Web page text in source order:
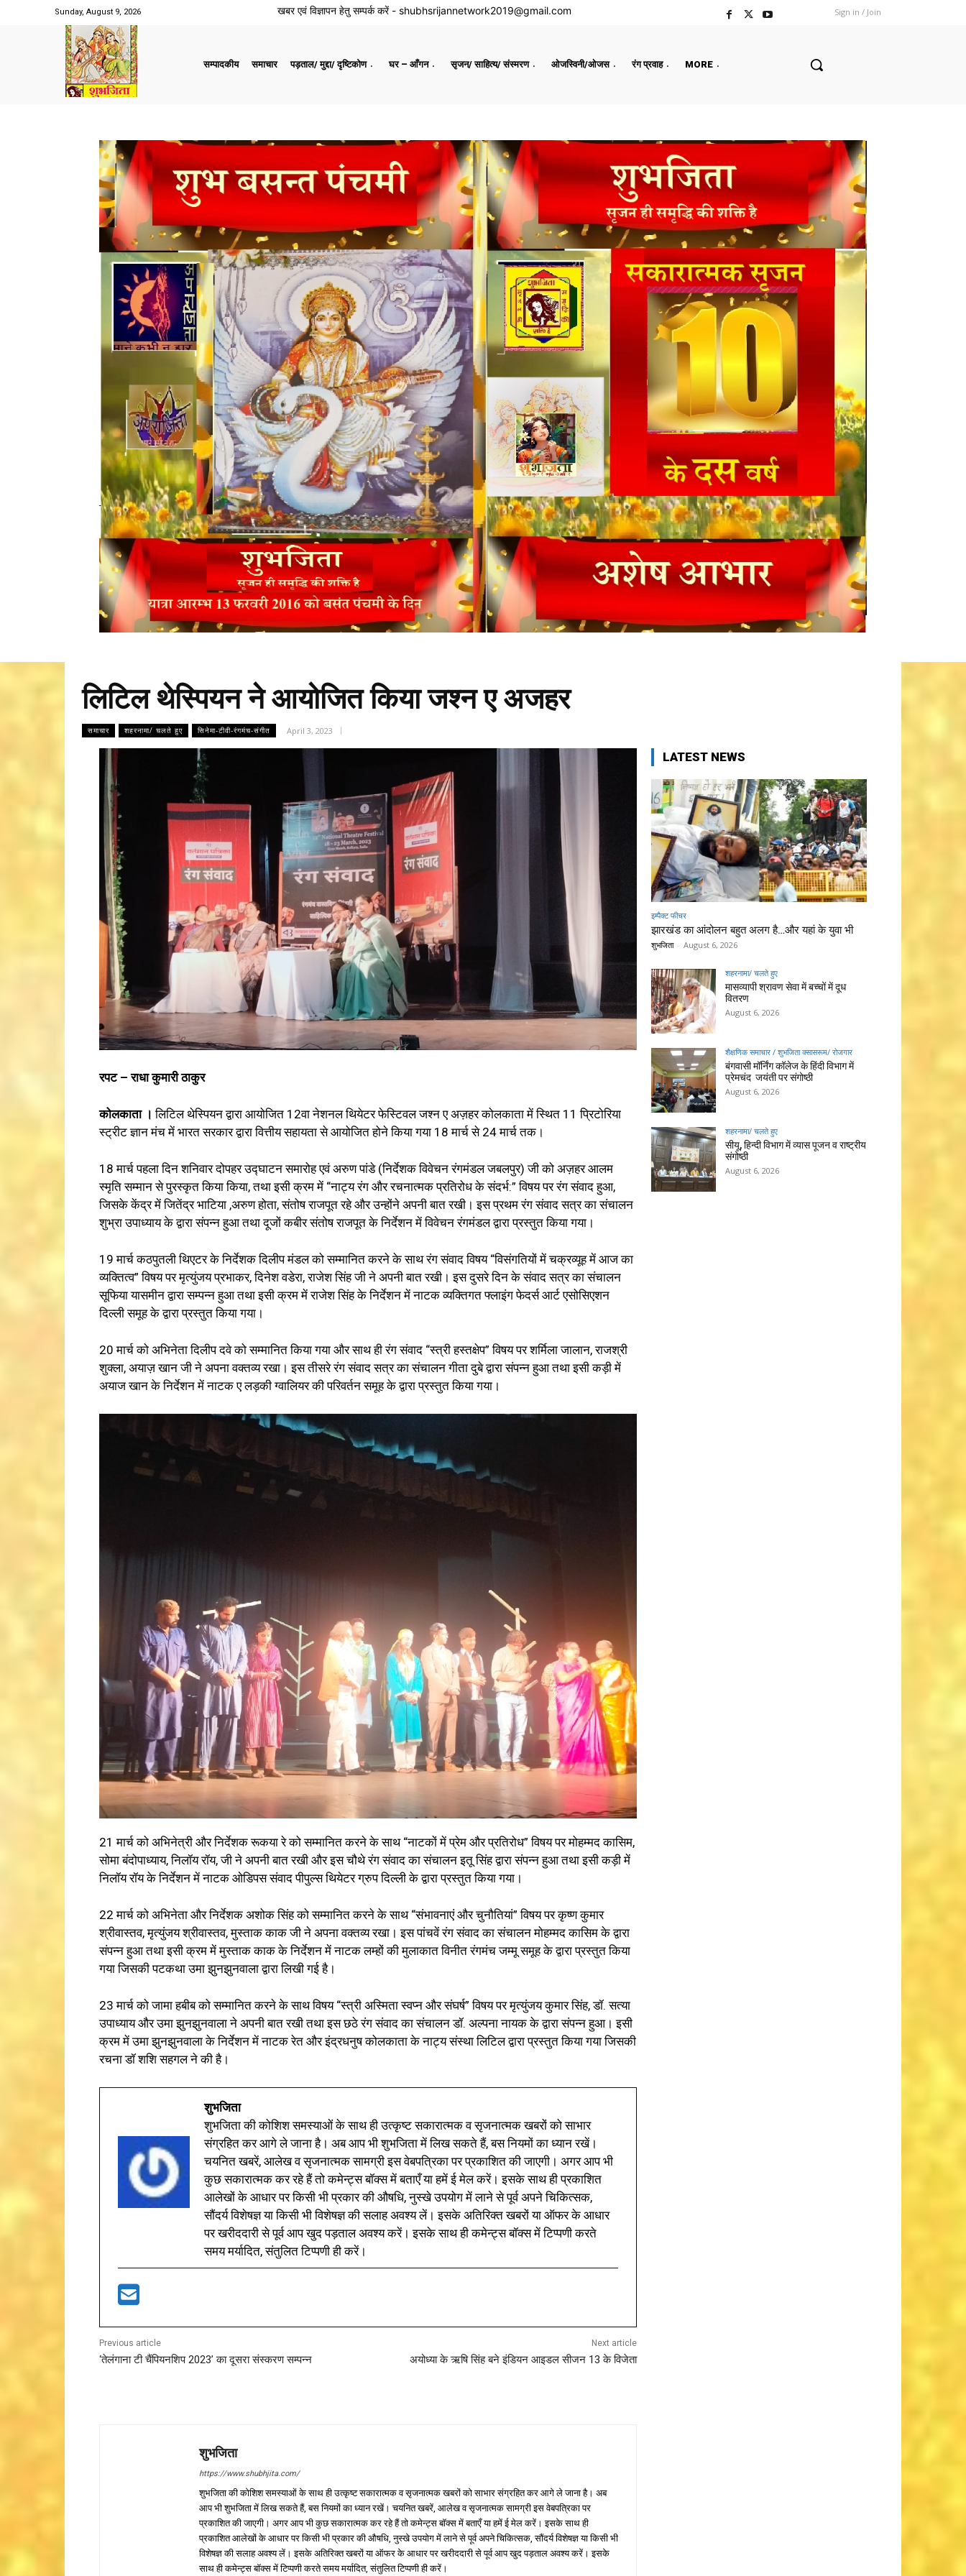
Sunday, August 9, 2026 खबर एवं विज्ञापन हेतु सम्पर्क करें - shubhsrijannetwork2019@gmail.com Sign in / Join
सम्पादकीय समाचार पड़ताल/ मुद्दा/ दृष्टिकोण घर – आँगन सृजन/ साहित्य/ संस्मरण ओजस्विनी/ओजस रंग प्रवाह MORE
लिटिल थेस्पियन ने आयोजित किया जश्न ए अजहर
समाचार शहरनामा/ चलते हुए सिनेमा-टीवी-रंगमंच-संगीत April 3, 2023
रपट – राधा कुमारी ठाकुर
कोलकाता । लिटिल थेस्पियन द्वारा आयोजित 12वा नेशनल थियेटर फेस्टिवल जश्न ए अज़हर कोलकाता में स्थित 11 प्रिटोरिया
स्ट्रीट ज्ञान मंच में भारत सरकार द्वारा वित्तीय सहायता से आयोजित होने किया गया 18 मार्च से 24 मार्च तक।
18 मार्च पहला दिन शनिवार दोपहर उद्घाटन समारोह एवं अरुण पांडे (निर्देशक विवेचन रंगमंडल जबलपुर) जी को अज़हर आलम
स्मृति सम्मान से पुरस्कृत किया किया, तथा इसी क्रम में “नाट्य रंग और रचनात्मक प्रतिरोध के संदर्भ:” विषय पर रंग संवाद हुआ,
जिसके केंद्र में जितेंद्र भाटिया ,अरुण होता, संतोष राजपूत रहे और उन्होंने अपनी बात रखी। इस प्रथम रंग संवाद सत्र का संचालन
शुभ्रा उपाध्याय के द्वारा संपन्न हुआ तथा दूजों कबीर संतोष राजपूत के निर्देशन में विवेचन रंगमंडल द्वारा प्रस्तुत किया गया।
19 मार्च कठपुतली थिएटर के निर्देशक दिलीप मंडल को सम्मानित करने के साथ रंग संवाद विषय “विसंगतियों में चक्रव्यूह में आज का
व्यक्तित्व” विषय पर मृत्युंजय प्रभाकर, दिनेश वडेरा, राजेश सिंह जी ने अपनी बात रखी। इस दुसरे दिन के संवाद सत्र का संचालन
सूफिया यासमीन द्वारा सम्पन्न हुआ तथा इसी क्रम में राजेश सिंह के निर्देशन में नाटक व्यक्तिगत फ्लाइंग फेदर्स आर्ट एसोसिएशन
दिल्ली समूह के द्वारा प्रस्तुत किया गया।
20 मार्च को अभिनेता दिलीप दवे को सम्मानित किया गया और साथ ही रंग संवाद “स्त्री हस्तक्षेप” विषय पर शर्मिला जालान, राजश्री
शुक्ला, अयाज़ खान जी ने अपना वक्तव्य रखा। इस तीसरे रंग संवाद सत्र का संचालन गीता दुबे द्वारा संपन्न हुआ तथा इसी कड़ी में
अयाज खान के निर्देशन में नाटक ए लड़की ग्वालियर की परिवर्तन समूह के द्वारा प्रस्तुत किया गया।
21 मार्च को अभिनेत्री और निर्देशक रूकया रे को सम्मानित करने के साथ “नाटकों में प्रेम और प्रतिरोध” विषय पर मोहम्मद कासिम,
सोमा बंदोपाध्याय, निलॉय रॉय, जी ने अपनी बात रखी और इस चौथे रंग संवाद का संचालन इतू सिंह द्वारा संपन्न हुआ तथा इसी कड़ी में
निलॉय रॉय के निर्देशन में नाटक ओडिपस संवाद पीपुल्स थियेटर ग्रुप दिल्ली के द्वारा प्रस्तुत किया गया।
22 मार्च को अभिनेता और निर्देशक अशोक सिंह को सम्मानित करने के साथ “संभावनाएं और चुनौतियां” विषय पर कृष्ण कुमार
श्रीवास्तव, मृत्युंजय श्रीवास्तव, मुस्ताक काक जी ने अपना वक्तव्य रखा। इस पांचवें रंग संवाद का संचालन मोहम्मद कासिम के द्वारा
संपन्न हुआ तथा इसी क्रम में मुस्ताक काक के निर्देशन में नाटक लम्हों की मुलाकात विनीत रंगमंच जम्मू समूह के द्वारा प्रस्तुत किया
गया जिसकी पटकथा उमा झुनझुनवाला द्वारा लिखी गई है।
23 मार्च को जामा हबीब को सम्मानित करने के साथ विषय “स्त्री अस्मिता स्वप्न और संघर्ष” विषय पर मृत्युंजय कुमार सिंह, डॉ. सत्या
उपाध्याय और उमा झुनझुनवाला ने अपनी बात रखी तथा इस छठे रंग संवाद का संचालन डॉ. अल्पना नायक के द्वारा संपन्न हुआ। इसी
क्रम में उमा झुनझुनवाला के निर्देशन में नाटक रेत और इंद्रधनुष कोलकाता के नाट्य संस्था लिटिल द्वारा प्रस्तुत किया गया जिसकी
रचना डॉ शशि सहगल ने की है।
शुभजिता
शुभजिता की कोशिश समस्याओं के साथ ही उत्कृष्ट सकारात्मक व सृजनात्मक खबरों को साभार
संग्रहित कर आगे ले जाना है। अब आप भी शुभजिता में लिख सकते हैं, बस नियमों का ध्यान रखें।
चयनित खबरें, आलेख व सृजनात्मक सामग्री इस वेबपत्रिका पर प्रकाशित की जाएगी। अगर आप भी
कुछ सकारात्मक कर रहे हैं तो कमेन्ट्स बॉक्स में बताएँ या हमें ई मेल करें। इसके साथ ही प्रकाशित
आलेखों के आधार पर किसी भी प्रकार की औषधि, नुस्खे उपयोग में लाने से पूर्व अपने चिकित्सक,
सौंदर्य विशेषज्ञ या किसी भी विशेषज्ञ की सलाह अवश्य लें। इसके अतिरिक्त खबरों या ऑफर के आधार
पर खरीददारी से पूर्व आप खुद पड़ताल अवश्य करें। इसके साथ ही कमेन्ट्स बॉक्स में टिप्पणी करते
समय मर्यादित, संतुलित टिप्पणी ही करें।
Previous article
‘तेलंगाना टी चैंपियनशिप 2023’ का दूसरा संस्करण सम्पन्न
Next article
अयोध्या के ऋषि सिंह बने इंडियन आइडल सीजन 13 के विजेता
शुभजिता
https://www.shubhjita.com/
शुभजिता की कोशिश समस्याओं के साथ ही उत्कृष्ट सकारात्मक व सृजनात्मक खबरों को साभार संग्रहित कर आगे ले जाना है। अब
आप भी शुभजिता में लिख सकते हैं, बस नियमों का ध्यान रखें। चयनित खबरें, आलेख व सृजनात्मक सामग्री इस वेबपत्रिका पर
प्रकाशित की जाएगी। अगर आप भी कुछ सकारात्मक कर रहे हैं तो कमेन्ट्स बॉक्स में बताएँ या हमें ई मेल करें। इसके साथ ही
प्रकाशित आलेखों के आधार पर किसी भी प्रकार की औषधि, नुस्खे उपयोग में लाने से पूर्व अपने चिकित्सक, सौंदर्य विशेषज्ञ या किसी भी
विशेषज्ञ की सलाह अवश्य लें। इसके अतिरिक्त खबरों या ऑफर के आधार पर खरीददारी से पूर्व आप खुद पड़ताल अवश्य करें। इसके
साथ ही कमेन्ट्स बॉक्स में टिप्पणी करते समय मर्यादित, संतुलित टिप्पणी ही करें।
LATEST NEWS
इम्पैक्ट फीचर
झारखंड का आंदोलन बहुत अलग है…और यहां के युवा भी
शुभजिता - August 6, 2026
शहरनामा/ चलते हुए
मासव्यापी श्रावण सेवा में बच्चों में दूध
वितरण
August 6, 2026
शैक्षणिक समाचार / शुभजिता क्सासरूम/ रोजगार
बंगवासी मॉर्निंग कॉलेज के हिंदी विभाग में
प्रेमचंद जयंती पर संगोष्ठी
August 6, 2026
शहरनामा/ चलते हुए
सीयू, हिन्दी विभाग में व्यास पूजन व राष्ट्रीय
संगोष्ठी
August 6, 2026